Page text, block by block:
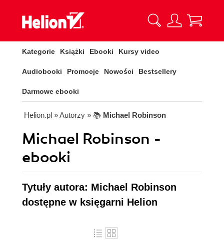
Kategorie Książki Ebooki Kursy video
Audiobooki Promocje Nowości Bestsellery
Darmowe ebooki
Helion.pl » Autorzy » 📚 Michael Robinson
Michael Robinson -
ebooki
Tytuły autora: Michael Robinson
dostępne w księgarni Helion